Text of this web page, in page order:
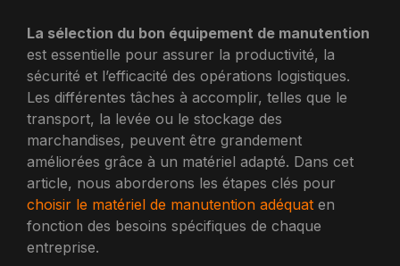
La sélection du bon équipement de manutention
est essentielle pour assurer la productivité, la
sécurité et l’efficacité des opérations logistiques.
Les différentes tâches à accomplir, telles que le
transport, la levée ou le stockage des
marchandises, peuvent être grandement
améliorées grâce à un matériel adapté. Dans cet
article, nous aborderons les étapes clés pour
choisir le matériel de manutention adéquat en
fonction des besoins spécifiques de chaque
entreprise.